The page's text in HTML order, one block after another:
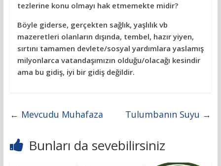
tezlerine konu olmayı hak etmemekte midir?
Böyle giderse, gerçekten sağlık, yaşlılık vb
mazeretleri olanların dışında, tembel, hazır yiyen,
sırtını tamamen devlete/sosyal yardımlara yaslamış
milyonlarca vatandaşımızın olduğu/olacağı kesindir
ama bu gidiş, iyi bir gidiş değildir.
← Mevcudu Muhafaza Tulumbanın Suyu →
Bunları da sevebilirsiniz